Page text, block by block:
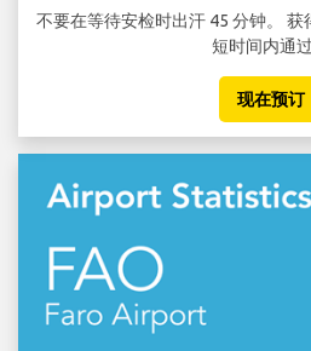
不要在等待安检时出汗 45 分钟。 获
短时间内通过
现在预订